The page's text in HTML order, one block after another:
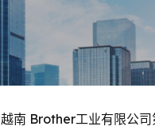
越南 Brother工业有限公司